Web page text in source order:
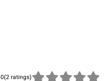
(2 ratings)